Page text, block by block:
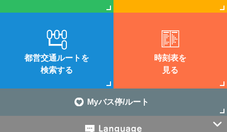
都営交通ルートを
検索する
時刻表を
見る
Myバス停/ルート
